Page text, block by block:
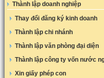
Thành lập doanh nghiệp
Thay đổi đăng ký kinh doanh
Thành lập chi nhánh
Thành lập văn phòng đại diện
Thành lập công ty vốn nước
Xin giấy phép con